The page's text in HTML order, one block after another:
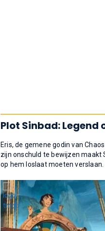
Plot Sinbad: Legend
Eris, de gemene godin van
zijn onschuld te bewijzen maakt
op hem loslaat moeten verslaan.